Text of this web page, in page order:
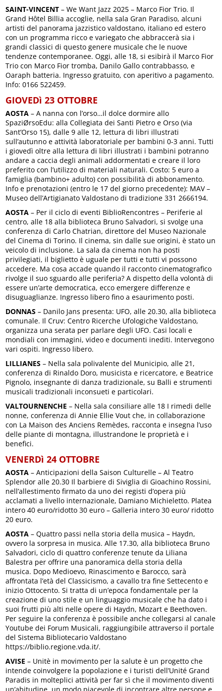
SAINT-VINCENT – We Want Jazz 2025 – Marco Fior Trio. Il
Grand Hôtel Billia accoglie, nella sala Gran Paradiso, alcuni
artisti del panorama jazzistico valdostano, italiano ed estero
con un programma ricco e variegato che abbraccerà sia i
grandi classici di questo genere musicale che le nuove
tendenze contemporanee. Oggi, alle 18, si esibirà il Marco Fior
Trio con Marco Fior tromba, Danilo Gallo contrabbasso, e
Oaraph batteria. Ingresso gratuito, con aperitivo a pagamento.
Info: 0166 522459.
GIOVEDì 23 OTTOBRE
AOSTA – A nanna con l’orso…il dolce dormire allo
SpaziØrsoEdu: alla Collegiata dei Santi Pietro e Orso (via
Sant’Orso 15), dalle 9 alle 12, lettura di libri illustrati
sull’autunno e attività laboratoriale per bambini 0-3 anni. Tutti
i giovedì oltre alla lettura di libri illustrati i bambini potranno
andare a caccia degli animali addormentati e creare il loro
preferito con l’utilizzo di materiali naturali. Costo: 5 euro a
famiglia (bambino+ adulto) con possibilità di abbonamento.
Info e prenotazioni (entro le 17 del giorno precedente): MAV –
Museo dell’Artigianato Valdostano di tradizione 331 2666194.
AOSTA – Per il ciclo di eventi BiblioRencontres – Periferie al
centro, alle 18 alla biblioteca Bruno Salvadori, si svolge una
conferenza di Carlo Chatrian, direttore del Museo Nazionale
del Cinema di Torino. Il cinema, sin dalle sue origini, è stato un
veicolo di inclusione. La sala da cinema non ha posti
privilegiati, il biglietto è uguale per tutti e tutti vi possono
accedere. Ma cosa accade quando il racconto cinematografico
rivolge il suo sguardo alle periferia? A dispetto della volontà di
essere un’arte democratica, ecco emergere differenze e
disuguaglianze. Ingresso libero fino a esaurimento posti.
DONNAS – Danilo Jans presenta: UFO, alle 20.30, alla biblioteca
comunale. Il Cruv: Centro Ricerche Ufologiche Valdostano,
organizza una serata per parlare degli UFO. Casi locali e
mondiali con immagini, video e documenti inediti. Intervegono
vari ospiti. Ingresso libero.
LILLIANES – Nella sala polivalente del Municipio, alle 21,
conferenza di Rinaldo Doro, musicista e ricercatore, e Beatrice
Pignolo, insegnante di danza tradizionale, su Balli e strumenti
musicali tradizionali inconsueti e particolari.
VALTOURNENCHE – Nella sala consiliare alle 18 I rimedi delle
nonne, conferenza di Annie Ellie Vout che, in collaborazione
con La Maison des Anciens Remèdes, racconta e insegna l’uso
delle piante di montagna, illustrandone le proprietà e i
benefici.
VENERDì 24 OTTOBRE
AOSTA – Anticipazioni della Saison Culturelle – Al Teatro
Splendor alle 20.30 Il barbiere di Siviglia di Gioachino Rossini,
nell’allestimento firmato da uno dei registi d’opera più
acclamati a livello internazionale, Damiano Michieletto. Platea
intero 40 euro/ridotto 30 euro – Galleria intero 30 euro/ ridotto
20 euro.
AOSTA – Quattro passi nella storia della musica – Haydn,
ovvero la sorpresa in musica. Alle 17.30, alla biblioteca Bruno
Salvadori, ciclo di quattro conferenze tenute da Liliana
Balestra per offrire una panoramica della storia della
musica. Dopo Medioevo, Rinascimento e Barocco, sarà
affrontata l’età del Classicismo, a cavallo tra fine Settecento e
inizio Ottocento. Si tratta di un’epoca fondamentale per la
creazione di uno stile e un linguaggio musicale che ha dato i
suoi frutti più alti nelle opere di Haydn, Mozart e Beethoven.
Per seguire la conferenza è possibile anche collegarsi al canale
Youtube dei Forum Musicali, raggiungibile attraverso il portale
del Sistema Bibliotecario Valdostano
https://biblio.regione.vda.it/.
AVISE – Unitè in movimento per la salute è un progetto che
intende coinvolgere la popolazione e i turisti dell’Unité Grand
Paradis in molteplici attività per far sì che il movimento diventi